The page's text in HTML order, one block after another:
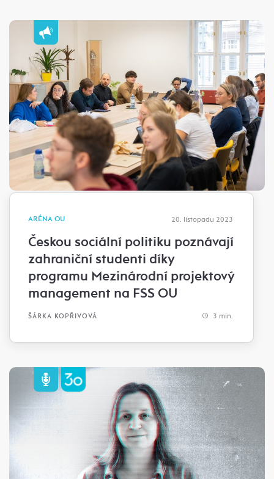
ARÉNA OU 20. listopadu 2023
Českou sociální politiku poznávají
zahraniční studenti díky
programu Mezinárodní projektový
management na FSS OU
ŠÁRKA KOPŘIVOVÁ 3 min.